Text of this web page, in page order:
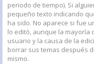
periodo de tiempo). Si
pequeño texto indicando
ha sido. No aparece si fue
lo editó, aunque la mayoría
usuario y la causa de la
borrar sus temas después
mismo.